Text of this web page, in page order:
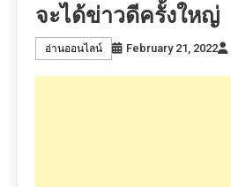
จะได้ข่าวดีครั้งใหญ่
อ่านออนไลน์ February 21, 2022